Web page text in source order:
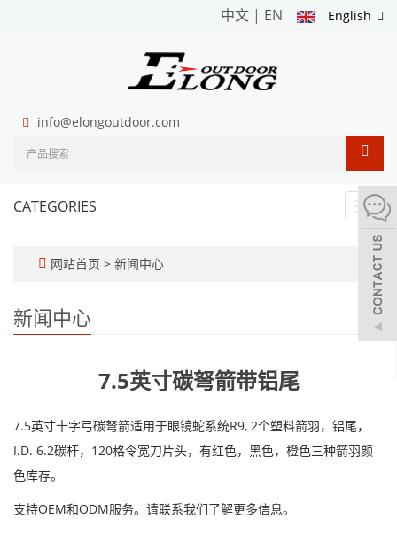
English
中文 | EN
info@elongoutdoor.com
CATEGORIES
网站首页 > 新闻中心
新闻中心
7.5英寸碳弩箭带铝尾
7.5英寸十字弓碳弩箭适用于眼镜蛇系统R9, 2个塑料箭羽，铝尾，
I.D. 6.2碳杆，120格令宽刀片头，有红色，黑色，橙色三种箭羽颜
色库存。
支持OEM和ODM服务。 请联系我们了解更多信息。